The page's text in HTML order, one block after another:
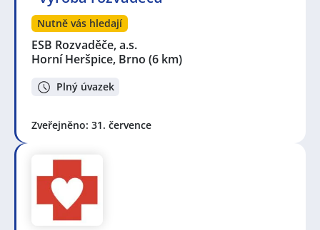
Nutně vás hledají
ESB Rozvaděče, a.s.
Horní Heršpice, Brno (6 km)
Plný úvazek
Zveřejněno: 31. července